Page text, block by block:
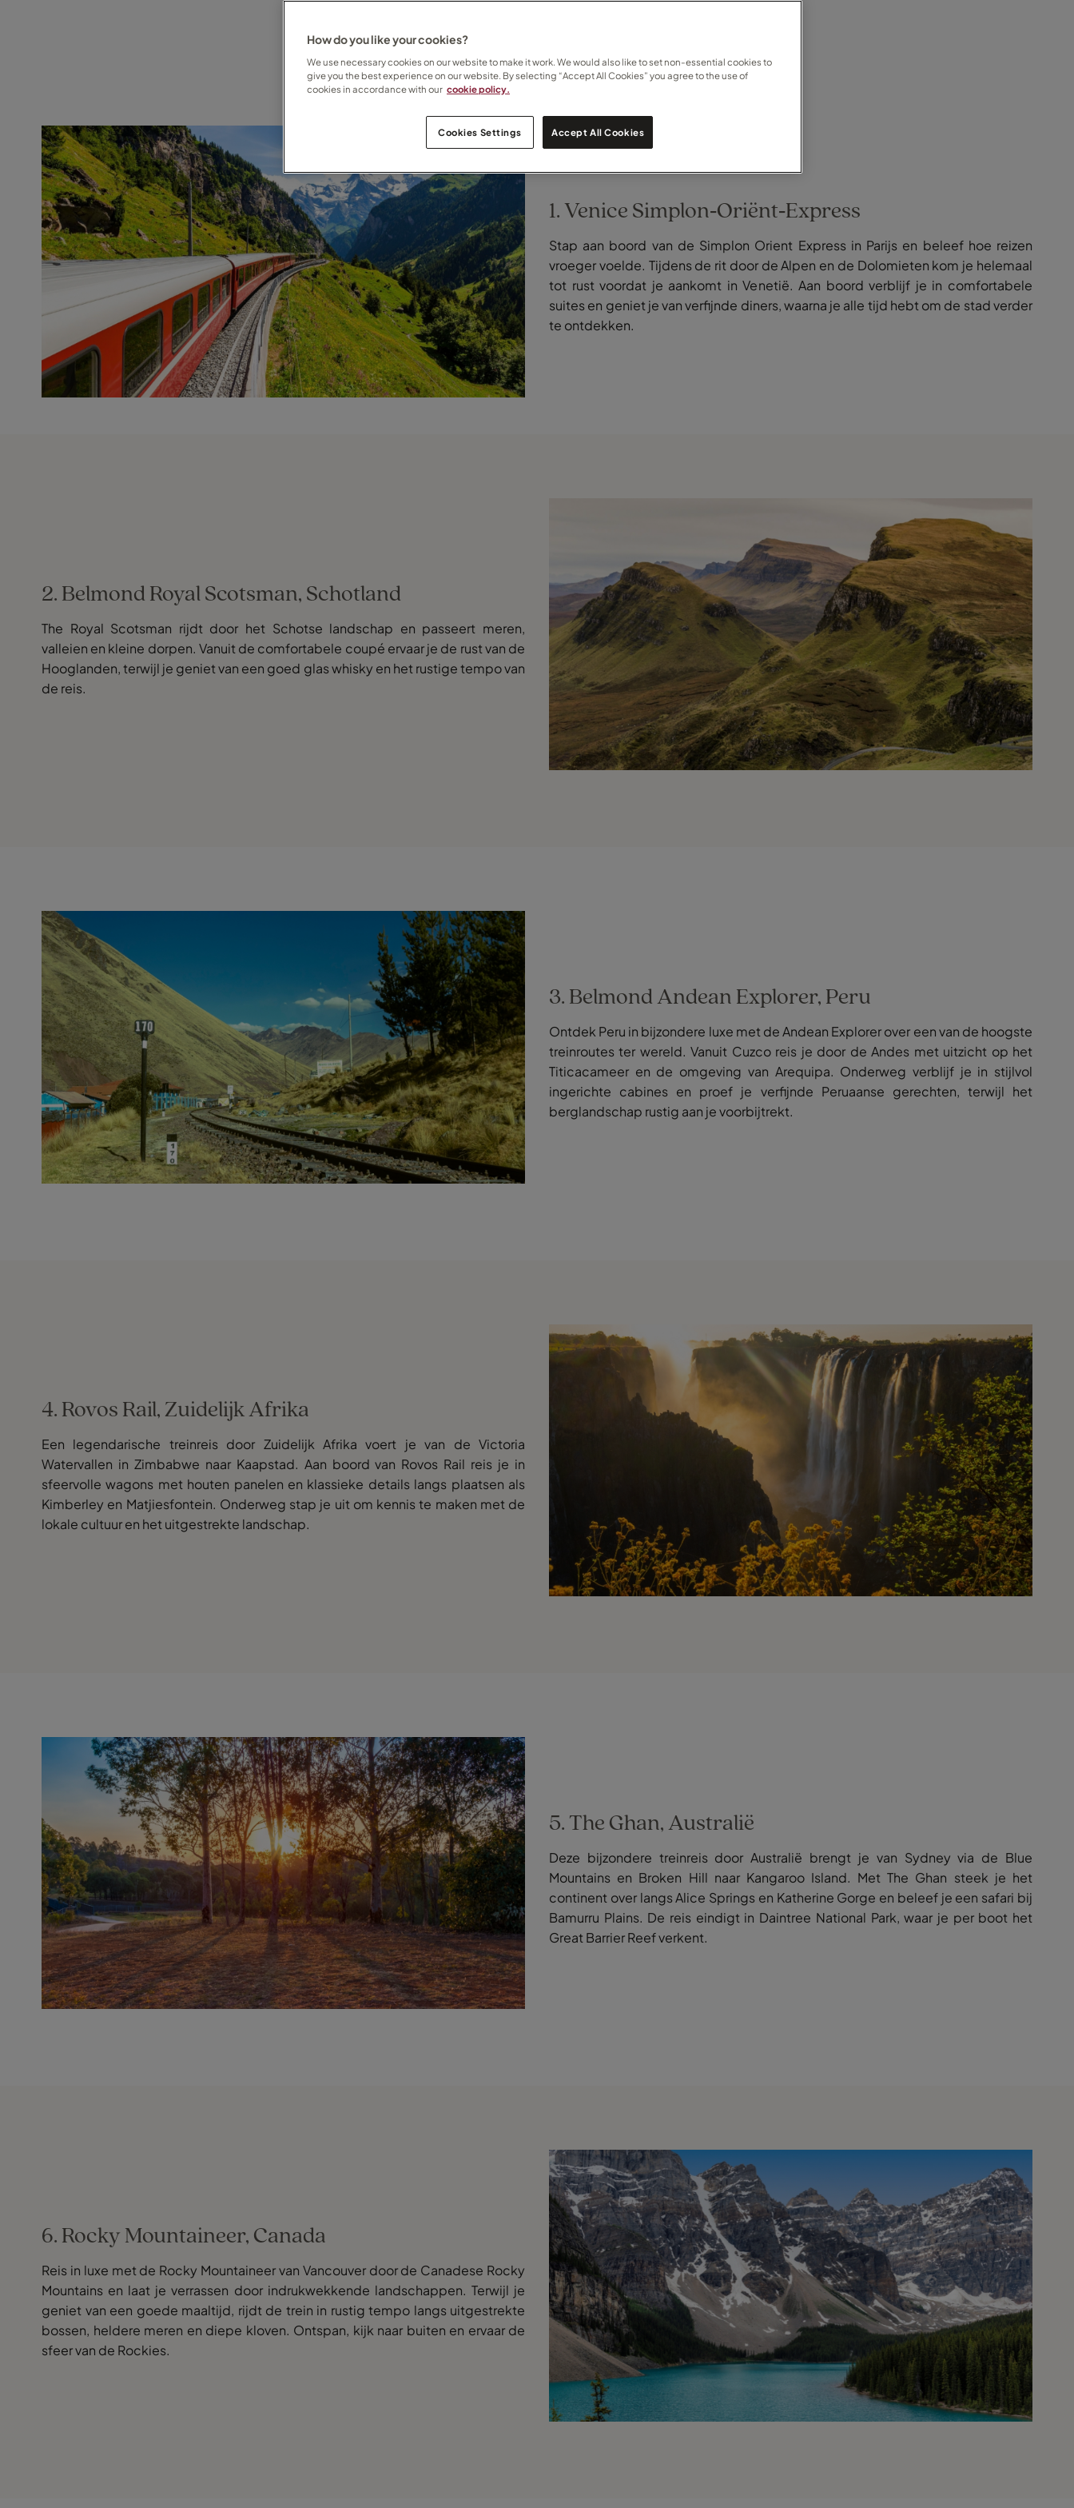
1. Venice Simplon‑Oriënt‑Express
Stap aan boord van de Simplon Orient Express in Parijs en beleef hoe reizen
vroeger voelde. Tijdens de rit door de Alpen en de Dolomieten kom je helemaal
tot rust voordat je aankomt in Venetië. Aan boord verblijf je in comfortabele
suites en geniet je van verfijnde diners, waarna je alle tijd hebt om de stad verder
te ontdekken.
2. Belmond Royal Scotsman, Schotland
The Royal Scotsman rijdt door het Schotse landschap en passeert meren,
valleien en kleine dorpen. Vanuit de comfortabele coupé ervaar je de rust van de
Hooglanden, terwijl je geniet van een goed glas whisky en het rustige tempo van
de reis.
3. Belmond Andean Explorer, Peru
Ontdek Peru in bijzondere luxe met de Andean Explorer over een van de hoogste
treinroutes ter wereld. Vanuit Cuzco reis je door de Andes met uitzicht op het
Titicacameer en de omgeving van Arequipa. Onderweg verblijf je in stijlvol
ingerichte cabines en proef je verfijnde Peruaanse gerechten, terwijl het
berglandschap rustig aan je voorbijtrekt.
4. Rovos Rail, Zuidelijk Afrika
Een legendarische treinreis door Zuidelijk Afrika voert je van de Victoria
Watervallen in Zimbabwe naar Kaapstad. Aan boord van Rovos Rail reis je in
sfeervolle wagons met houten panelen en klassieke details langs plaatsen als
Kimberley en Matjiesfontein. Onderweg stap je uit om kennis te maken met de
lokale cultuur en het uitgestrekte landschap.
5. The Ghan, Australië
Deze bijzondere treinreis door Australië brengt je van Sydney via de Blue
Mountains en Broken Hill naar Kangaroo Island. Met The Ghan steek je het
continent over langs Alice Springs en Katherine Gorge en beleef je een safari bij
Bamurru Plains. De reis eindigt in Daintree National Park, waar je per boot het
Great Barrier Reef verkent.
6. Rocky Mountaineer, Canada
Reis in luxe met de Rocky Mountaineer van Vancouver door de Canadese Rocky
Mountains en laat je verrassen door indrukwekkende landschappen. Terwijl je
geniet van een goede maaltijd, rijdt de trein in rustig tempo langs uitgestrekte
bossen, heldere meren en diepe kloven. Ontspan, kijk naar buiten en ervaar de
sfeer van de Rockies.
How do you like your cookies?
We use necessary cookies on our website to make it work. We would also like to set non-essential cookies to
give you the best experience on our website. By selecting “Accept All Cookies” you agree to the use of
cookies in accordance with our cookie policy.
Cookies Settings Accept All Cookies